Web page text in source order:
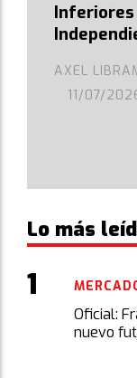
AXEL
11/07/
Lo más
Oficial:
nuevo